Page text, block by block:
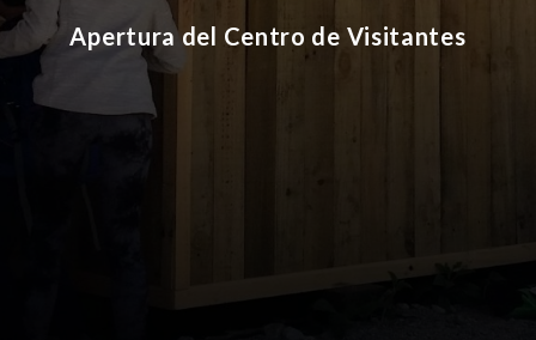
Apertura del Centro de Visitantes